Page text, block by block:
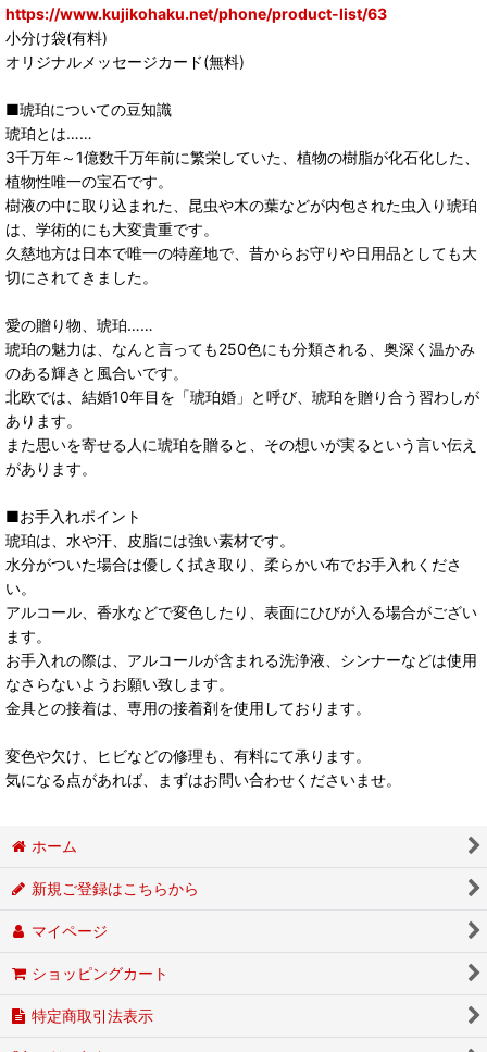
https://www.kujikohaku.net/phone/product-list/63
小分け袋(有料)
オリジナルメッセージカード(無料)
■琥珀についての豆知識
琥珀とは……
3千万年～1億数千万年前に繁栄していた、植物の樹脂が化石化した、
植物性唯一の宝石です。
樹液の中に取り込まれた、昆虫や木の葉などが内包された虫入り琥珀
は、学術的にも大変貴重です。
久慈地方は日本で唯一の特産地で、昔からお守りや日用品としても大
切にされてきました。
愛の贈り物、琥珀……
琥珀の魅力は、なんと言っても250色にも分類される、奥深く温かみ
のある輝きと風合いです。
北欧では、結婚10年目を「琥珀婚」と呼び、琥珀を贈り合う習わしが
あります。
また思いを寄せる人に琥珀を贈ると、その想いが実るという言い伝え
があります。
■お手入れポイント
琥珀は、水や汗、皮脂には強い素材です。
水分がついた場合は優しく拭き取り、柔らかい布でお手入れくださ
い。
アルコール、香水などで変色したり、表面にひびが入る場合がござい
ます。
お手入れの際は、アルコールが含まれる洗浄液、シンナーなどは使用
なさらないようお願い致します。
金具との接着は、専用の接着剤を使用しております。
変色や欠け、ヒビなどの修理も、有料にて承ります。
気になる点があれば、まずはお問い合わせくださいませ。
ホーム
新規ご登録はこちらから
マイページ
ショッピングカート
特定商取引法表示